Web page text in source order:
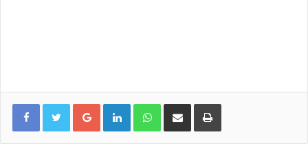
Google+ LinkedIn WhatsApp